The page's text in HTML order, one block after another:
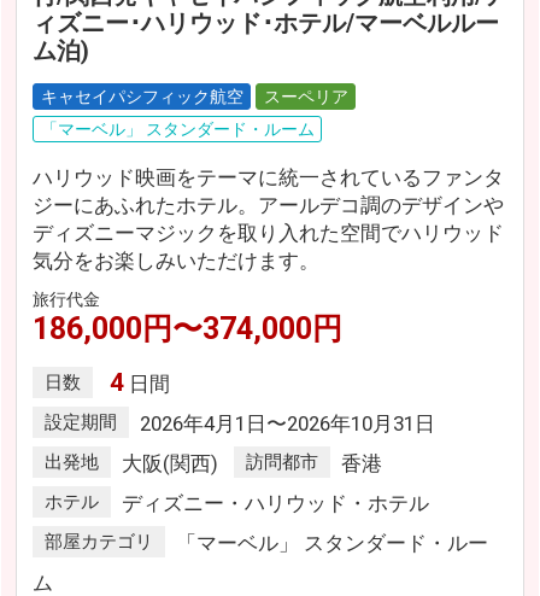
ィズニー･ハリウッド･ホテル/マーベルルー
ム泊)
キャセイパシフィック航空
スーペリア
「マーベル」 スタンダード・ルーム
ハリウッド映画をテーマに統一されているファンタ
ジーにあふれたホテル。アールデコ調のデザインや
ディズニーマジックを取り入れた空間でハリウッド
気分をお楽しみいただけます。
旅行代金
186,000円〜374,000円
日数 4 日間
設定期間 2026年4月1日〜2026年10月31日
出発地 大阪(関西) 訪問都市 香港
ホテル ディズニー・ハリウッド・ホテル
部屋カテゴリ
「マーベル」 スタンダード・ルー
ム